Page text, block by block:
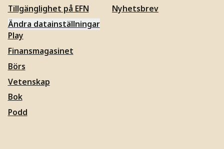
Tillgänglighet på EFN
Ändra datainställningar
Nyhetsbrev
Play
Finansmagasinet
Börs
Vetenskap
Bok
Podd